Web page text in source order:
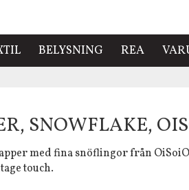
BELYSNING REA
SNOWFLAKE,
med fina snöflingor från
touch.